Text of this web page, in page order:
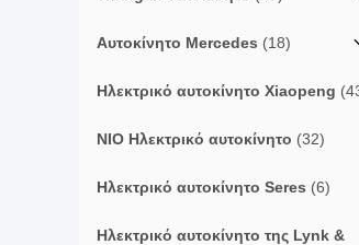
Αυτοκίνητο Mercedes (18)
Ηλεκτρικό αυτοκίνητο Xiaopeng
NIO Ηλεκτρικό αυτοκίνητο (32)
Ηλεκτρικό αυτοκίνητο Seres (6)
Ηλεκτρικό αυτοκίνητο της Lynk &